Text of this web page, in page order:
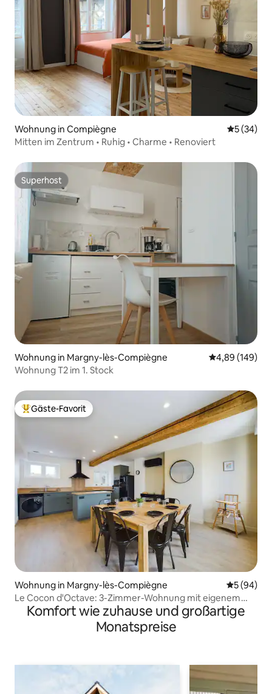
Wohnung in Compiègne
5 (34)
Mitten im Zentrum • Ruhig • Charme • Renoviert
Superhost
Superhost
Wohnung in Margny-lès-Compiègne
4,89 (149)
Wohnung T2 im 1. Stock
Beliebter Gäste-Favorit.
Gäste-Favorit
Wohnung in Margny-lès-Compiègne
5 (94)
Le Cocon d'Octave: 3-Zimmer-Wohnung mit eigenem
Parkplatz
Komfort wie zuhause und großartige
Monatspreise